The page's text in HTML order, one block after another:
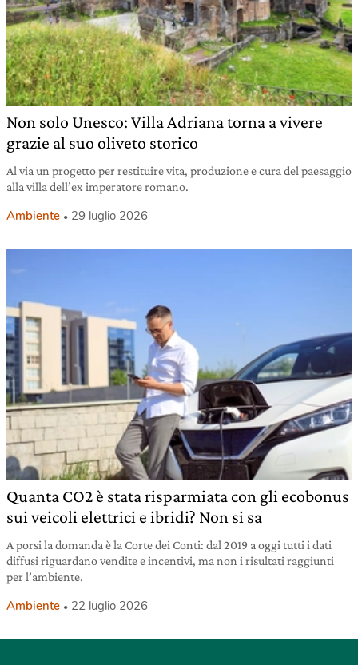
Non solo Unesco: Villa Adriana torna a vivere
grazie al suo oliveto storico
Al via un progetto per restituire vita, produzione e cura del paesaggio
alla villa dell’ex imperatore romano.
Ambiente 29 luglio 2026
Quanta CO2 è stata risparmiata con gli ecobonus
sui veicoli elettrici e ibridi? Non si sa
A porsi la domanda è la Corte dei Conti: dal 2019 a oggi tutti i dati
diffusi riguardano vendite e incentivi, ma non i risultati raggiunti
per l’ambiente.
Ambiente 22 luglio 2026